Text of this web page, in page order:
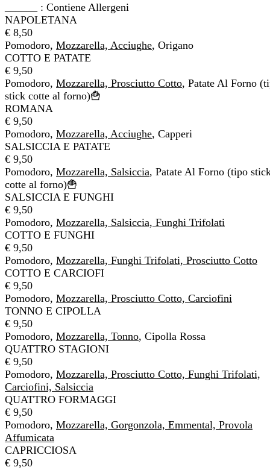
______ : Contiene Allergeni
NAPOLETANA
€ 8,50
Pomodoro, Mozzarella, Acciughe, Origano
COTTO E PATATE
€ 9,50
Pomodoro, Mozzarella, Prosciutto Cotto, Patate Al Forno
stick cotte al forno)🍟
ROMANA
€ 9,50
Pomodoro, Mozzarella, Acciughe, Capperi
SALSICCIA E PATATE
€ 9,50
Pomodoro, Mozzarella, Salsiccia, Patate Al Forno (tipo
cotte al forno)🍟
SALSICCIA E FUNGHI
€ 9,50
Pomodoro, Mozzarella, Salsiccia, Funghi Trifolati
COTTO E FUNGHI
€ 9,50
Pomodoro, Mozzarella, Funghi Trifolati, Prosciutto Cotto
COTTO E CARCIOFI
€ 9,50
Pomodoro, Mozzarella, Prosciutto Cotto, Carciofini
TONNO E CIPOLLA
€ 9,50
Pomodoro, Mozzarella, Tonno, Cipolla Rossa
QUATTRO STAGIONI
€ 9,50
Pomodoro, Mozzarella, Prosciutto Cotto, Funghi Trifolati,
Carciofini, Salsiccia
QUATTRO FORMAGGI
€ 9,50
Pomodoro, Mozzarella, Gorgonzola, Emmental, Provola
Affumicata
CAPRICCIOSA
€ 9,50